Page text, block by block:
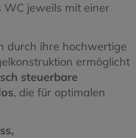
jeweils mit einer
durch ihre hochwertige
ermöglicht
steuerbare
, die für optimalen